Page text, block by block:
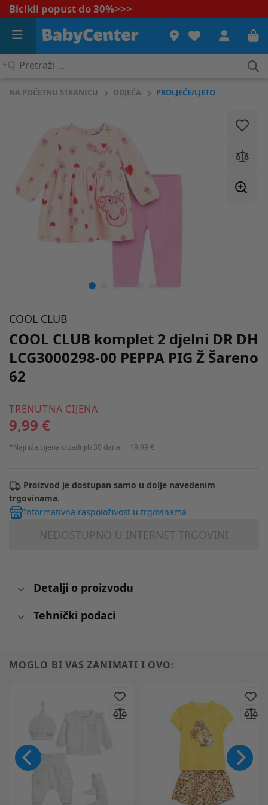
Bicikli popust do 30%>>>
Pretraži
NA POČETNU STRANICU ODJEĆA PROLJEĆE/LJETO
COOL CLUB
COOL CLUB komplet 2 djelni DR DH
LCG3000298-00 PEPPA PIG Ž Šareno
62
TRENUTNA CIJENA
9,99 €
*Najniža cijena u zadnjih 30 dana: 19,99 €
Proizvod je dostupan samo u dolje navedenim
trgovinama.
Informativna raspoloživost u trgovinama
NEDOSTUPNO U INTERNET TRGOVINI
Detalji o proizvodu
Tehnički podaci
MOGLO BI VAS ZANIMATI I OVO: